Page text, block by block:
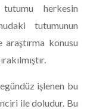
tutumu herkesin
tutumunun
konusu
işlenen bu
ile doludur. Bu